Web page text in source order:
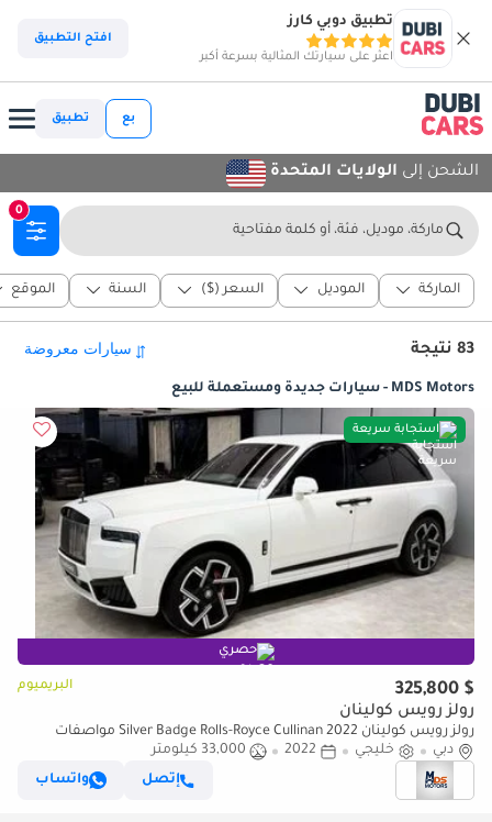
تطبيق دوبي كارز
اعثر على سيارتك المثالية بسرعة أكبر
افتح التطبيق
بع تطبيق
الشحن إلى الولايات المتحدة
ماركة، موديل، فئة، أو كلمة مفتاحية
0
الماركة الموديل السعر ($) السنة الموقع
83 نتيجة
MDS Motors - سيارات جديدة ومستعملة للبيع
استجابة سريعة
حصري
$ 325,800 البريميوم
رولز رويس كولينان
رولز رويس كولينان Silver Badge Rolls-Royce Cullinan 2022 مواصفات
خليجية
دبي خليجي 2022
33,000 كيلومتر
إتصل
واتساب